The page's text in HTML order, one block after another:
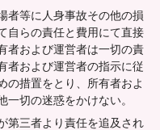
者等に人身事故その他の損
自らの責任と費用にて直接
者および運営者は一切の責
者および運営者の指示に従
の措置をとり、所有者およ
切の迷惑をかけない。
第三者より責任を追及され